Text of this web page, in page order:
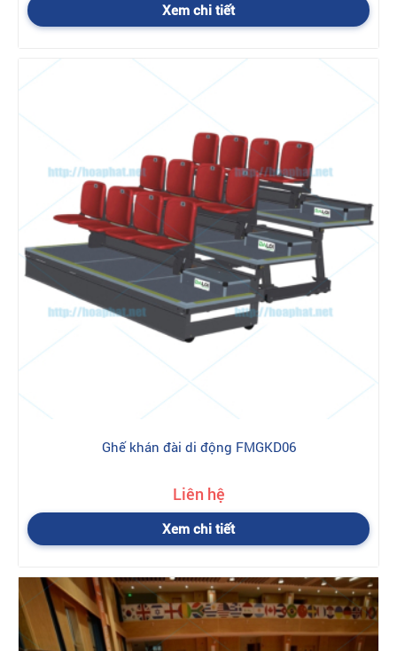
Xem chi tiết
Ghế khán đài di động FMGKD06
Liên hệ
Xem chi tiết